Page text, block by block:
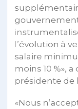
l’évolution à
salaire
moins 10 %»,
présidente de
«Nous